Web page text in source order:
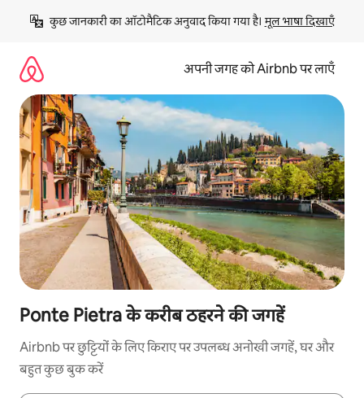
छोड़कर
कॉन्टेंट
कुछ जानकारी का ऑटोमैटिक अनुवाद किया गया है। मूल भाषा दिखाएँ
अपनी जगह को Airbnb पर लाएँ
Ponte Pietra के करीब ठहरने की जगहें
Airbnb पर छुट्टियों के लिए किराए पर उपलब्ध अनोखी जगहें, घर और
बहुत कुछ बुक करें